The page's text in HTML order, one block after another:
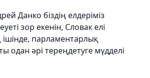
Данко біздің елдеріміз
зор екенін, Словак елі
парламентарлық
одан әрі тереңдетуге мүдделі